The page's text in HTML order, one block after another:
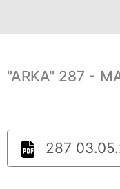
"ARKA" 287 -
287